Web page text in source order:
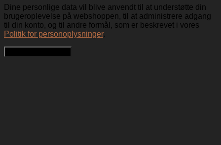
Dine personlige data vil blive anvendt til at understøtte din
brugeroplevelse på webshoppen, til at administrere adgang
til din konto, og til andre formål, som er beskrevet i vores
Politik for personoplysninger.